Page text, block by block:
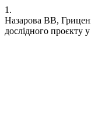
1.
Назарова ВВ,
дослідного проєкту